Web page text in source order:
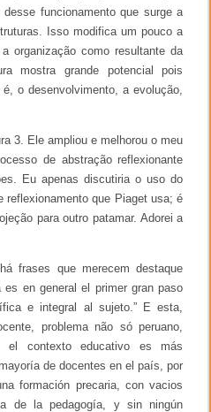
funcionamento que surge a
Isso modifica um pouco a
organização como resultante da
mostra grande potencial pois
o desenvolvimento, a evolução,
3. Ele ampliou e melhorou o meu
de abstração reflexionante
Eu apenas discutiria o uso do
reflexionamento que Piaget usa; é
para outro patamar. Adorei a
frases que merecem destaque
en general el primer gran paso
e integral al sujeto.” E esta,
problema não só peruano,
el contexto educativo es más
de docentes en el país, por
formación precaria, con vacios
de la pedagogía, y sin ningún